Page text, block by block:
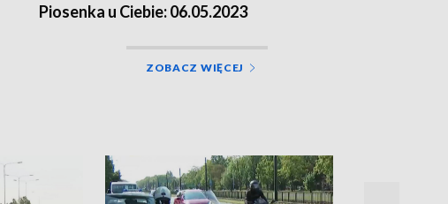
Piosenka u Ciebie: 06.05.2023
ZOBACZ WIĘCEJ